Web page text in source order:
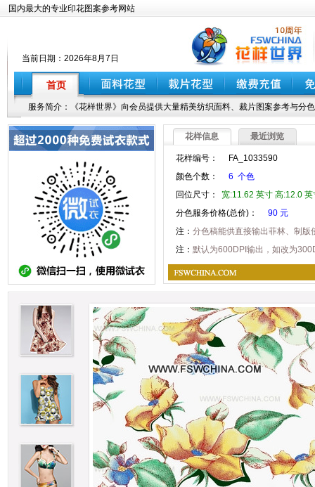
国内最大的专业印花图案参考网站
首页
当前日期： 2026年8月7日
服务简介：《花样世界》向会员提供大量精美纺织面料、裁片图案参考与分
花样信息 最近浏览
花样编号：
FA_1033590
颜色个数：
6 个色
回位尺寸：
宽:11.62 英寸 高:12.0 英
分色服务价格(总价)：
90 元
注： 分色稿能供直接输出菲林、制版
注： 默认为600DPI输出，如改为